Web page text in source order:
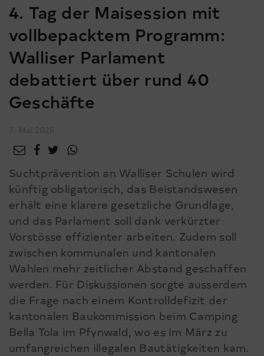
4. Tag der Maisession mit
vollbepacktem Programm:
Walliser Parlament
debattiert über rund 40
Geschäfte
Suchtprävention an Walliser Schulen wird
künftig obligatorisch, das Beistandswesen
erhält eine klarere gesetzliche Grundlage,
und das Parlament soll dank verkürzter
Vorstösse effizienter arbeiten. Zudem soll
zwischen kommunalen und kantonalen
Wahlen mehr zeitlicher Abstand geschaffen
werden. Für Diskussionen sorgte ausserdem
die Frage nach einem Kontrolldefizit der
kantonalen Baukommission beim Camping
Bella Tola im Pfynwald, wo es im März zu
umfangreichen illegalen Bautätigkeiten kam.